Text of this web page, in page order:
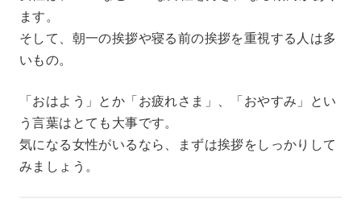
ます。
そして、朝一の挨拶や寝る前の挨拶を重視する人は多
いもの。
「おはよう」とか「お疲れさま」、「おやすみ」とい
う言葉はとても大事です。
気になる女性がいるなら、まずは挨拶をしっかりして
みましょう。